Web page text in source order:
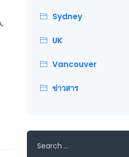
Sydney
UK
Vancouver
ข่าวสาร
for: